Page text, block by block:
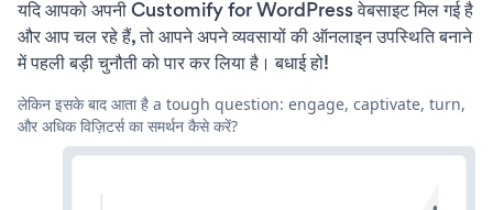
यदि आपको अपनी Customify for WordPress वेबसाइट मिल गई है
और आप चल रहे हैं, तो आपने अपने व्यवसायों की ऑनलाइन उपस्थिति बनाने
में पहली बड़ी चुनौती को पार कर लिया है। बधाई हो!
लेकिन इसके बाद आता है a tough question: engage, captivate, turn,
और अधिक विज़िटर्स का समर्थन कैसे करें?